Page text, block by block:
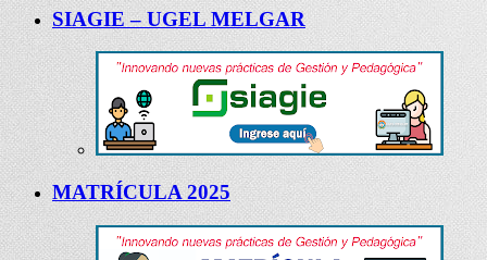
SIAGIE – UGEL MELGAR
MATRÍCULA 2025